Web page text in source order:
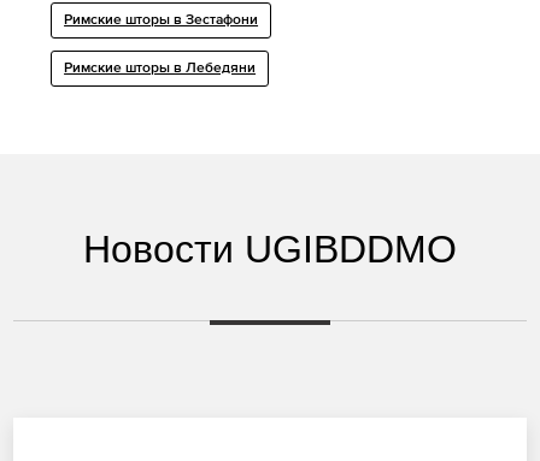
Римские шторы в Зестафони
Римские шторы в Лебедяни
Новости UGIBDDMO